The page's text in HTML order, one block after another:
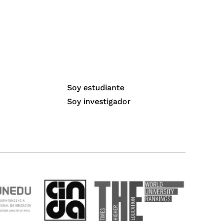
Soy estudiante
Soy investigador